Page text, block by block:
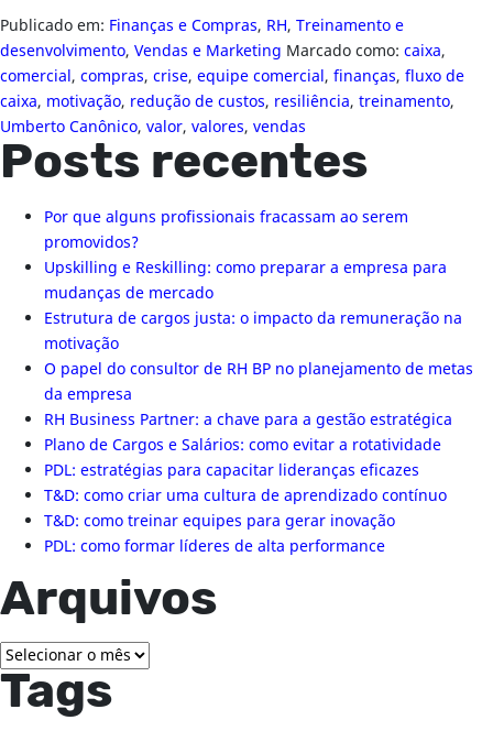
Publicado em: Finanças e Compras, RH, Treinamento e
desenvolvimento, Vendas e Marketing Marcado como: caixa,
comercial, compras, crise, equipe comercial, finanças, fluxo de
caixa, motivação, redução de custos, resiliência, treinamento,
Umberto Canônico, valor, valores, vendas
Posts recentes
Por que alguns profissionais fracassam ao serem
promovidos?
Upskilling e Reskilling: como preparar a empresa para
mudanças de mercado
Estrutura de cargos justa: o impacto da remuneração na
motivação
O papel do consultor de RH BP no planejamento de metas
da empresa
RH Business Partner: a chave para a gestão estratégica
Plano de Cargos e Salários: como evitar a rotatividade
PDL: estratégias para capacitar lideranças eficazes
T&D: como criar uma cultura de aprendizado contínuo
T&D: como treinar equipes para gerar inovação
PDL: como formar líderes de alta performance
Arquivos
Arquivos
Tags